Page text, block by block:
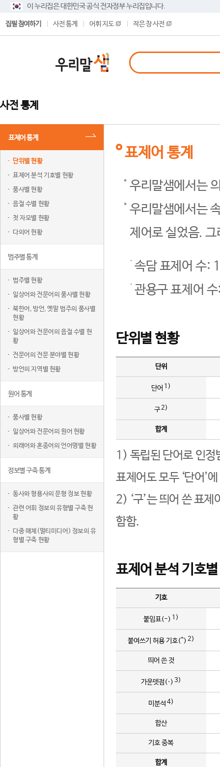
이 누리집은 대한민국 공식 전자정부 누리집입니다.
집필 참여하기 사전 통계 어휘 지도 작은 창 사전
사전 통계
표제어 통계
단위별 현황
표제어 분석 기호별 현황
품사별 현황
음절 수별 현황
첫 자모별 현황
다의어 현황
범주별 통계
범주별 현황
일상어와 전문어의 품사별 현황
북한어, 방언, 옛말 범주의 품사별
현황
일상어와 전문어의 음절 수별 현
황
전문어의 전문 분야별 현황
방언의 지역별 현황
원어 통계
품사별 현황
일상어와 전문어의 원어 현황
외래어와 혼종어의 언어명별 현황
정보별 구축 통계
동사와 형용사의 문형 정보 현황
관련 어휘 정보의 유형별 구축 현
황
다중 매체(멀티미디어) 정보의 유
형별 구축 현황
표제어 통계
우리말샘에서는
우리말샘에서는
제어로 실었음.
속담 표제어 수:
관용구 표제어
단위별 현황
단위
단어 1)
구2)
합계
1) 독립된 단어로 인정
표제어도 모두 ‘단어’
2) ‘구’는 띄어 쓴 표
함함.
표제어 분석 기호
기호
붙임표(-) 1)
붙여쓰기 허용 기호(^) 2)
띄어 쓴 것
가운뎃점(·) 3)
미분석 4)
합산
기호 중복
합계